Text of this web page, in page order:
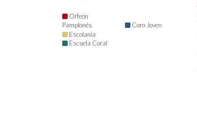
Orfeón
Pamplonés
Coro Joven
Escolanía
Escuela Coral